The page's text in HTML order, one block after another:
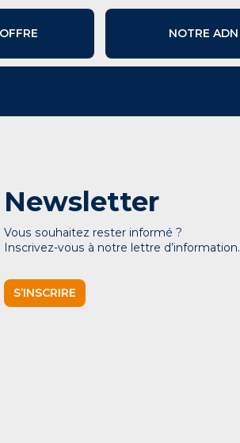
NOTRE ADN
Newsletter
Vous souhaitez rester informé ?
Inscrivez-vous à notre lettre d’information.
S’INSCRIRE